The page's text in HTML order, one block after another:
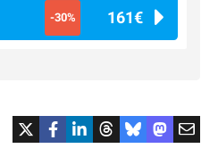
-30% 161€
#liga